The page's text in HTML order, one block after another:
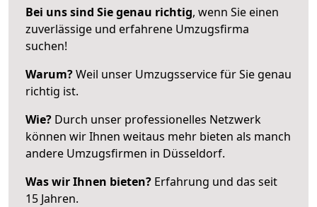
Bei uns sind Sie genau richtig, wenn Sie einen
zuverlässige und erfahrene Umzugsfirma
suchen!
Warum?Weil unser Umzugsservice für Sie genau
richtig ist.
Wie? Durch unser professionelles Netzwerk
können wir Ihnen weitaus mehr bieten als manch
andere Umzugsfirmen in Düsseldorf.
Was wir Ihnen bieten? Erfahrung und das seit
15 Jahren.